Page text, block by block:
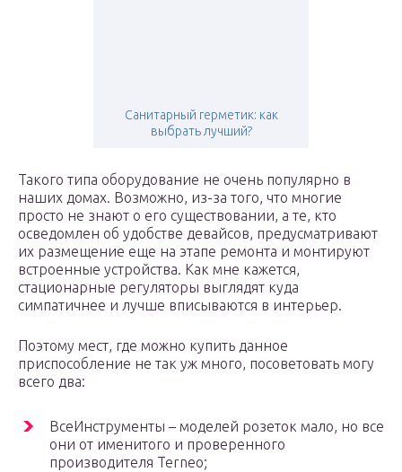
Санитарный герметик: как
выбрать лучший?
Такого типа оборудование не очень популярно в
наших домах. Возможно, из-за того, что многие
просто не знают о его существовании, а те, кто
осведомлен об удобстве девайсов, предусматривают
их размещение еще на этапе ремонта и монтируют
встроенные устройства. Как мне кажется,
стационарные регуляторы выглядят куда
симпатичнее и лучше вписываются в интерьер.
Поэтому мест, где можно купить данное
приспособление не так уж много, посоветовать могу
всего два:
ВсеИнструменты – моделей розеток мало, но все
они от именитого и проверенного
производителя Terneo;